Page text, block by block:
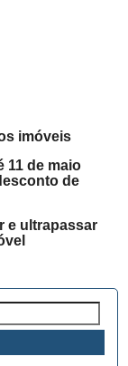
imóveis
11 de maio
de
e ultrapassar